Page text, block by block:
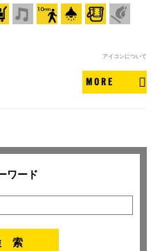
アイコンについて
MORE
ワード